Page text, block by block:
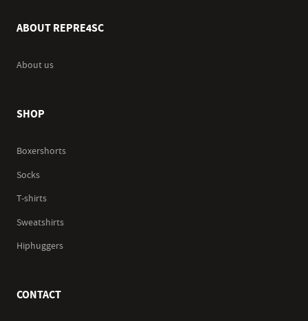
ABOUT REPRE4SC
About us
SHOP
Boxershorts
Socks
T-shirts
Sweatshirts
Hiphuggers
CONTACT